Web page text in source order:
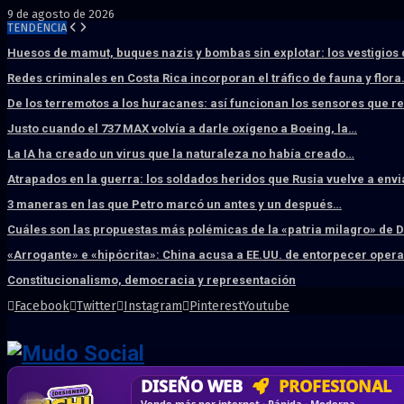
9 de agosto de 2026
TENDENCIA
Huesos de mamut, buques nazis y bombas sin explotar: los vestigios
Redes criminales en Costa Rica incorporan el tráfico de fauna y
De los terremotos a los huracanes: así funcionan los sensores que
Justo cuando el 737 MAX volvía a darle oxígeno a Boeing, la…
La IA ha creado un virus que la naturaleza no había creado…
Atrapados en la guerra: los soldados heridos que Rusia vuelve a
3 maneras en las que Petro marcó un antes y un después…
Cuáles son las propuestas más polémicas de la «patria milagro» de
«Arrogante» e «hipócrita»: China acusa a EE.UU. de entorpecer
Constitucionalismo, democracia y representación
Facebook Twitter Instagram PinterestYoutube
HOSTING SSD SÚPER RÁPIDO
DISEÑO WEB PROFESIONAL
CRM & DASHBOARD A MEDIDA
CORREO CORPORATIVO